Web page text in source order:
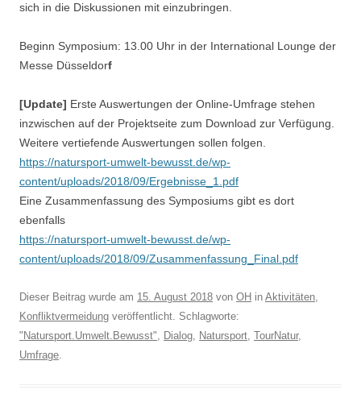
sich in die Diskussionen mit einzubringen.
Beginn Symposium: 13.00 Uhr in der International Lounge der
Messe Düsseldorf
[Update] Erste Auswertungen der Online-Umfrage stehen
inzwischen auf der Projektseite zum Download zur Verfügung.
Weitere vertiefende Auswertungen sollen folgen.
https://natursport-umwelt-bewusst.de/wp-
content/uploads/2018/09/Ergebnisse_1.pdf
Eine Zusammenfassung des Symposiums gibt es dort
ebenfalls
https://natursport-umwelt-bewusst.de/wp-
content/uploads/2018/09/Zusammenfassung_Final.pdf
Dieser Beitrag wurde am 15. August 2018 von OH in Aktivitäten,
Konfliktvermeidung veröffentlicht. Schlagworte:
"Natursport.Umwelt.Bewusst", Dialog, Natursport, TourNatur,
Umfrage.